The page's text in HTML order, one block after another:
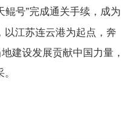
鲲号”完成通关手续，成为
以江苏连云港为起点，奔
建设发展贡献中国力量，